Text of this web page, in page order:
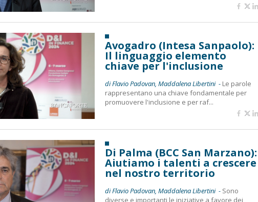
Avogadro (Intesa Sanpaolo):
Il linguaggio elemento
chiave per l'inclusione
di Flavio Padovan, Maddalena Libertini - Le parole
rappresentano una chiave fondamentale per
promuovere l'inclusione e per raf...
Di Palma (BCC San Marzano):
Aiutiamo i talenti a crescere
nel nostro territorio
di Flavio Padovan, Maddalena Libertini - Sono
diverse e importanti le iniziative a favore dei